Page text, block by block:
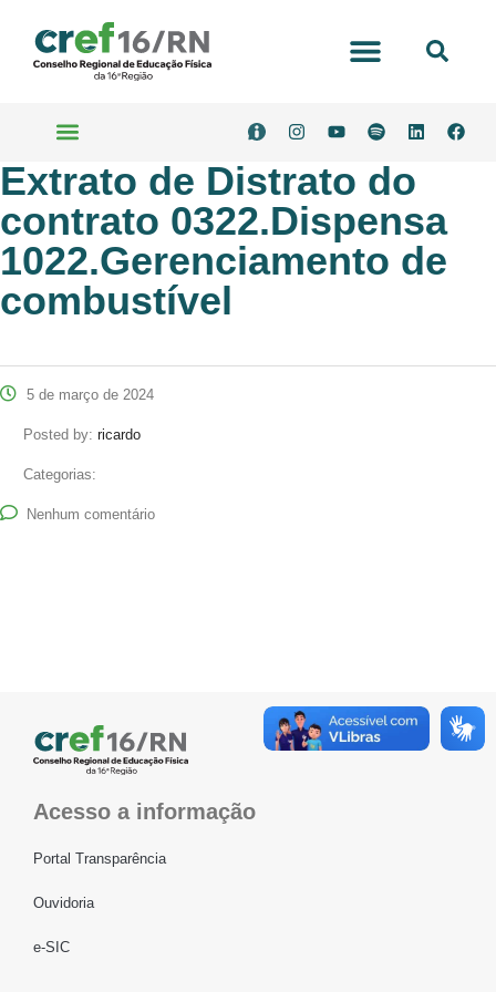
Extrato de Distrato do
contrato 0322.Dispensa
1022.Gerenciamento de
combustível
5 de março de 2024
Posted by: ricardo
Categorias:
Nenhum comentário
Acesso a informação
Portal Transparência
Ouvidoria
e-SIC